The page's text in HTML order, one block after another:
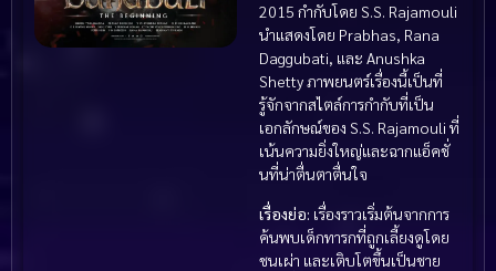
2015 กำกับโดย S.S. Rajamouli
นำแสดงโดย Prabhas, Rana
Daggubati, และ Anushka
Shetty ภาพยนตร์เรื่องนี้เป็นที่
รู้จักจากสไตล์การกำกับที่เป็น
เอกลักษณ์ของ S.S. Rajamouli ที่
เน้นความยิ่งใหญ่และฉากแอ็คชั่
นที่น่าตื่นตาตื่นใจ
เรื่องย่อ: เรื่องราวเริ่มต้นจากการ
ค้นพบเด็กทารกที่ถูกเลี้ยงดูโดย
ชนเผ่า และเติบโตขึ้นเป็นชาย